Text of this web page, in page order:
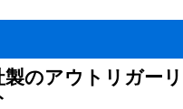
のアウトリガー